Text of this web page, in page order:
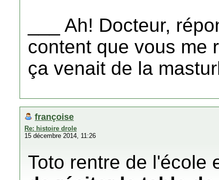
___ Ah! Docteur,
content que vous me
ça venait de la
françoise
Re: histoire drole
15 décembre 2014, 11:26
Toto rentre de l'école